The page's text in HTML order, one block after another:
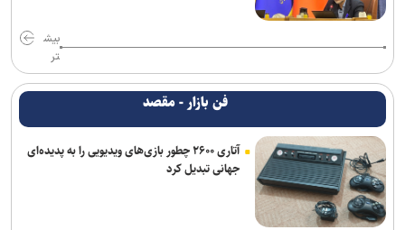
بیش
تر
فن بازار - مقصد
آتاری ۲۶۰۰ چطور بازی‌های ویدیویی را به پدیده‌ای
جهانی تبدیل کرد